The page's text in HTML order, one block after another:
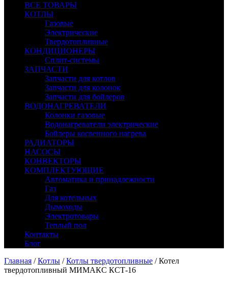
ВСЕ ТОВАРЫ
КОТЛЫ
Газовые
Электрические
Твердотопливные
КОНДИЦИОНЕРЫ
Сплит-системы
ЗАПЧАСТИ
Запчасти для котлов
Запчасти для колонок
Запчасти для бойлеров
ВОДОНАГРЕВАТЕЛИ
Колонки газовые
Водонагреватели электрические
Бойлеры косвенного нагрева
РАДИАТОРЫ
НАСОСЫ
КОНВЕКТОРЫ
КОМПЛЕКТУЮЩИЕ
Автоматика и принадлежности
Газ
Для котельных
Дымоходы
Электротовары
Теплый пол
Контакты
Блог
Главная /Котлы /Котлы твердотопливные / Котел
твердотопливный МИМАКС КСТ-16